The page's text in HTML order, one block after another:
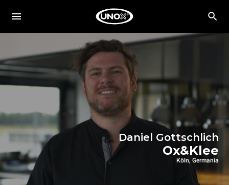
Daniel Gottschlich
Ox&Klee
Köln, Germania